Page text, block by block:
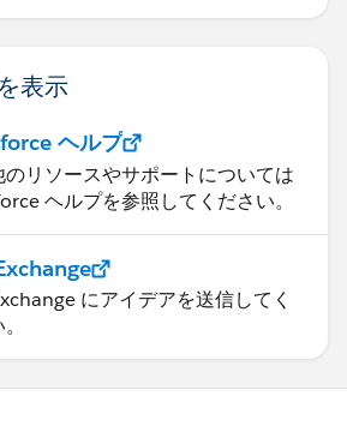
表示
ヘルプ
のリソースやサポートについては
ヘルプを参照してください。
にアイデアを送信してく